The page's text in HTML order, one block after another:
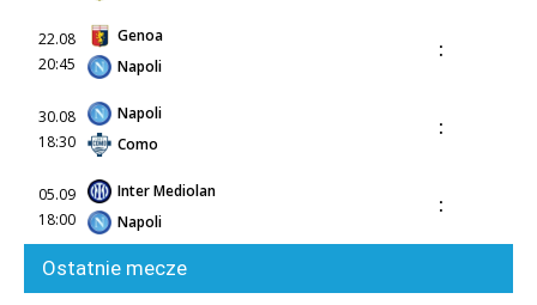
22.08
20:45
Genoa
Napoli
:
30.08
18:30
Napoli
Como
:
05.09
18:00
Inter Mediolan
Napoli
:
Ostatnie mecze